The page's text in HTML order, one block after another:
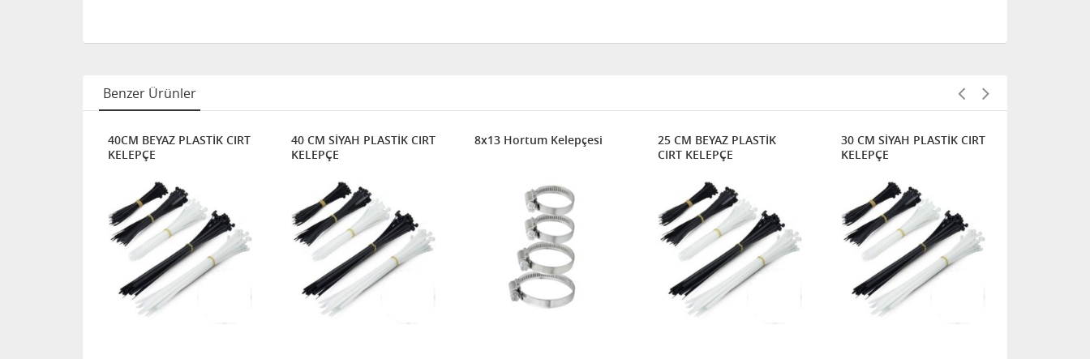
Benzer Ürünler
40CM BEYAZ PLASTİK CIRT
KELEPÇE
40 CM SİYAH PLASTİK CIRT
KELEPÇE
8x13 Hortum Kelepçesi
25 CM BEYAZ PLASTİK
CIRT KELEPÇE
30 CM SİYAH PLASTİK CIRT
KELEPÇE